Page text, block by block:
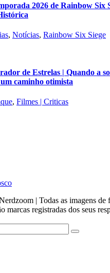
2026 de Rainbow Six
, Notícias, Rainbow Six Siege
de Estrelas | Quando a
caminho otimista
, Filmes | Criticas
| Todas as imagens de
marcas registradas dos seus